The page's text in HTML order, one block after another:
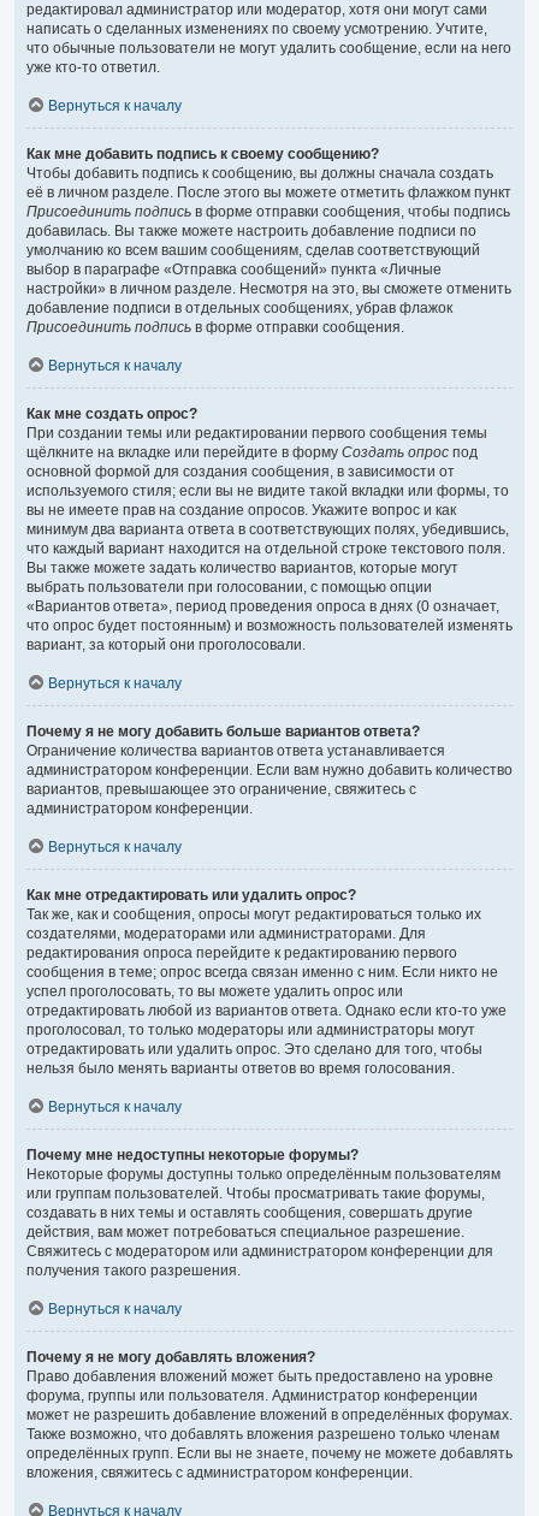
редактировал администратор или модератор, хотя они могут сами
написать о сделанных изменениях по своему усмотрению. Учтите,
что обычные пользователи не могут удалить сообщение, если на него
уже кто-то ответил.
Вернуться к началу
Как мне добавить подпись к своему сообщению?
Чтобы добавить подпись к сообщению, вы должны сначала создать
её в личном разделе. После этого вы можете отметить флажком пункт
Присоединить подпись в форме отправки сообщения, чтобы подпись
добавилась. Вы также можете настроить добавление подписи по
умолчанию ко всем вашим сообщениям, сделав соответствующий
выбор в параграфе «Отправка сообщений» пункта «Личные
настройки» в личном разделе. Несмотря на это, вы сможете отменить
добавление подписи в отдельных сообщениях, убрав флажок
Присоединить подпись в форме отправки сообщения.
Вернуться к началу
Как мне создать опрос?
При создании темы или редактировании первого сообщения темы
щёлкните на вкладке или перейдите в форму Создать опрос под
основной формой для создания сообщения, в зависимости от
используемого стиля; если вы не видите такой вкладки или формы, то
вы не имеете прав на создание опросов. Укажите вопрос и как
минимум два варианта ответа в соответствующих полях, убедившись,
что каждый вариант находится на отдельной строке текстового поля.
Вы также можете задать количество вариантов, которые могут
выбрать пользователи при голосовании, с помощью опции
«Вариантов ответа», период проведения опроса в днях (0 означает,
что опрос будет постоянным) и возможность пользователей изменять
вариант, за который они проголосовали.
Вернуться к началу
Почему я не могу добавить больше вариантов ответа?
Ограничение количества вариантов ответа устанавливается
администратором конференции. Если вам нужно добавить количество
вариантов, превышающее это ограничение, свяжитесь с
администратором конференции.
Вернуться к началу
Как мне отредактировать или удалить опрос?
Так же, как и сообщения, опросы могут редактироваться только их
создателями, модераторами или администраторами. Для
редактирования опроса перейдите к редактированию первого
сообщения в теме; опрос всегда связан именно с ним. Если никто не
успел проголосовать, то вы можете удалить опрос или
отредактировать любой из вариантов ответа. Однако если кто-то уже
проголосовал, то только модераторы или администраторы могут
отредактировать или удалить опрос. Это сделано для того, чтобы
нельзя было менять варианты ответов во время голосования.
Вернуться к началу
Почему мне недоступны некоторые форумы?
Некоторые форумы доступны только определённым пользователям
или группам пользователей. Чтобы просматривать такие форумы,
создавать в них темы и оставлять сообщения, совершать другие
действия, вам может потребоваться специальное разрешение.
Свяжитесь с модератором или администратором конференции для
получения такого разрешения.
Вернуться к началу
Почему я не могу добавлять вложения?
Право добавления вложений может быть предоставлено на уровне
форума, группы или пользователя. Администратор конференции
может не разрешить добавление вложений в определённых форумах.
Также возможно, что добавлять вложения разрешено только членам
определённых групп. Если вы не знаете, почему не можете добавлять
вложения, свяжитесь с администратором конференции.
Вернуться к началу